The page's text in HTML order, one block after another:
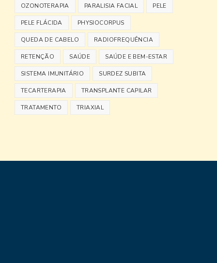
OZONOTERAPIA PARALISIA FACIAL PELE
PELE FLÁCIDA PHYSIOCORPUS
QUEDA DE CABELO RADIOFREQUÊNCIA
RETENÇÃO SAÚDE SAÚDE E BEM-ESTAR
SISTEMA IMUNITÁRIO SURDEZ SUBITA
TECARTERAPIA TRANSPLANTE CAPILAR
TRATAMENTO TRIAXIAL